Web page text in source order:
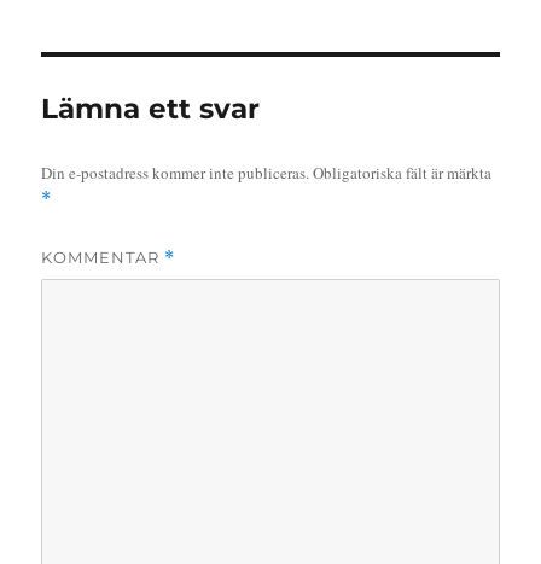
Lämna ett svar
Din e-postadress kommer inte publiceras. Obligatoriska fält är märkta
*
KOMMENTAR *